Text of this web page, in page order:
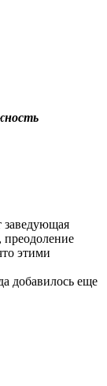
заведующая
этими
добавилось еще